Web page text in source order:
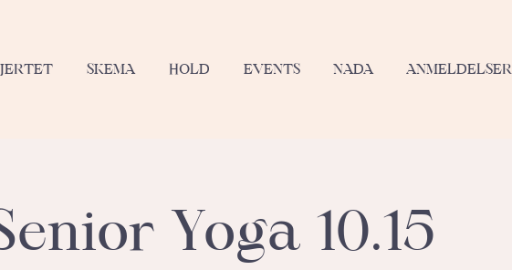
SKEMA HOLD EVENTS NADA ANMELDELSER
Yoga 10.15